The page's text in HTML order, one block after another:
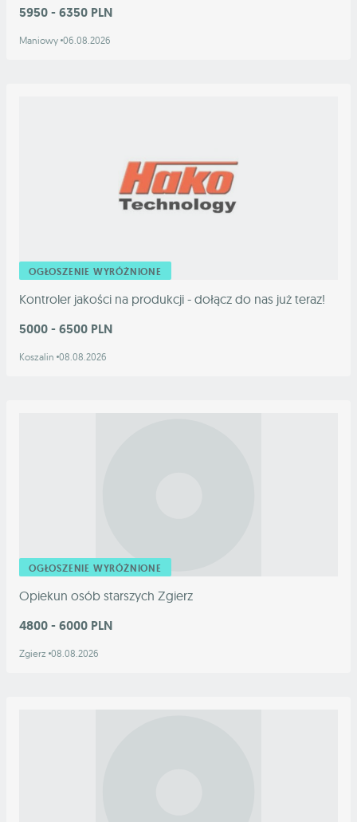
5950 - 6350 PLN
Maniowy 06.08.2026
OGŁOSZENIE WYRÓŻNIONE
Kontroler jakości na produkcji - dołącz do nas już teraz!
5000 - 6500 PLN
Koszalin 08.08.2026
OGŁOSZENIE WYRÓŻNIONE
Opiekun osób starszych Zgierz
4800 - 6000 PLN
Zgierz 08.08.2026